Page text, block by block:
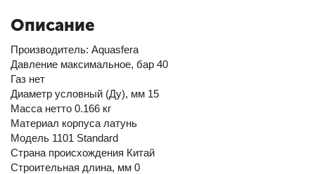
Описание
Производитель: Aquasfera
Давление максимальное, бар 40
Газ нет
Диаметр условный (Ду), мм 15
Масса нетто 0.166 кг
Материал корпуса латунь
Модель 1101 Standard
Страна происхождения Китай
Строительная длина, мм 0